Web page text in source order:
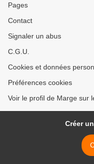
Pages
Contact
Signaler un abus
C.G.U.
Cookies et données
Préférences cookies
Voir le profil de Marge sur
Créer